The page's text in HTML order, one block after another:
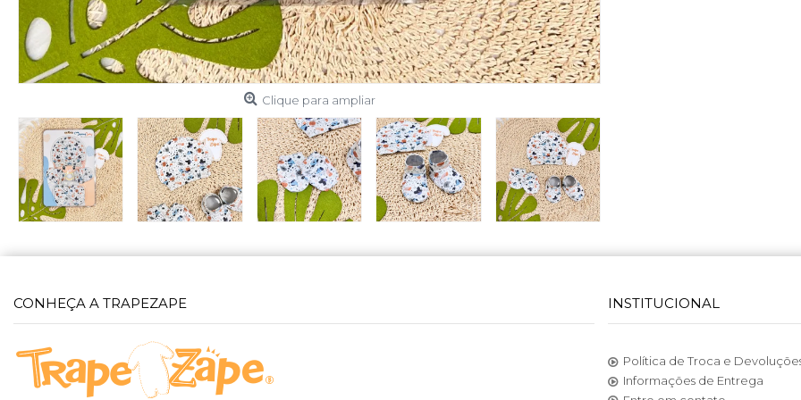
Clique para ampliar
CONHEÇA A TRAPEZAPE INSTITUCIONAL
Política de Troca e
Informações de Entrega